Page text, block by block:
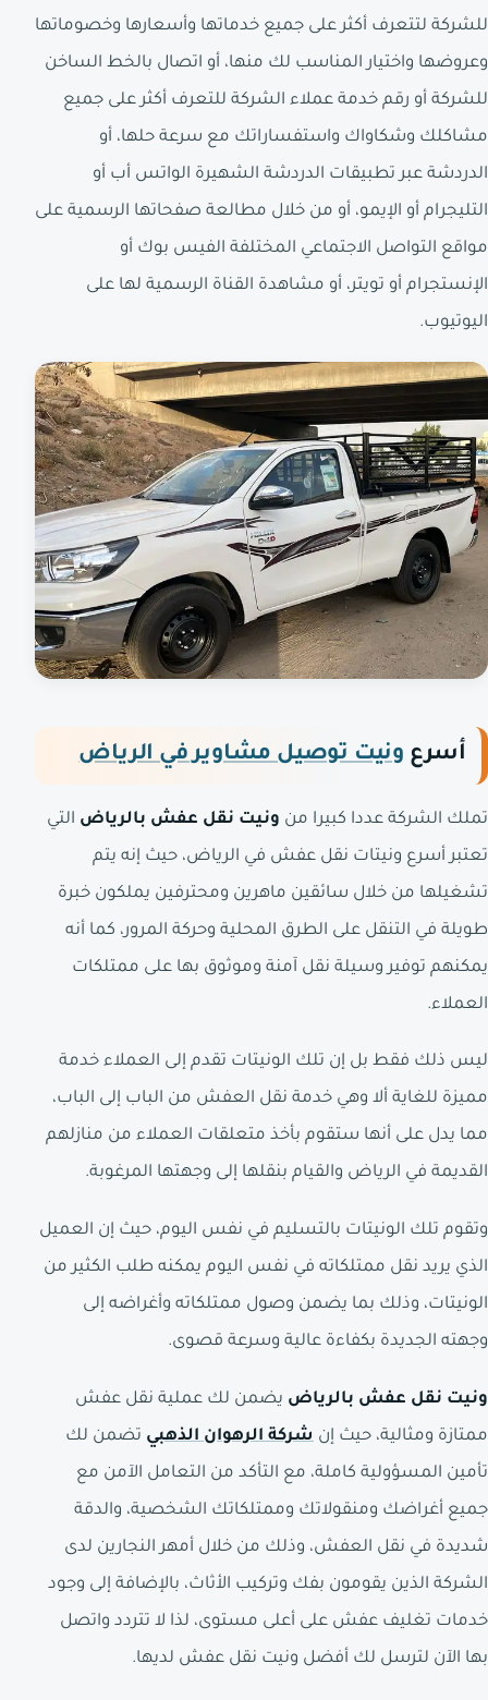
للشركة لتتعرف أكثر على جميع خدماتها وأسعارها وخصوماتها
وعروضها واختيار المناسب لك منها، أو اتصال بالخط الساخن
للشركة أو رقم خدمة عملاء الشركة للتعرف أكثر على جميع
مشاكلك وشكاواك واستفساراتك مع سرعة حلها، أو
الدردشة عبر تطبيقات الدردشة الشهيرة الواتس أب أو
التليجرام أو الإيمو، أو من خلال مطالعة صفحاتها الرسمية على
مواقع التواصل الاجتماعي المختلفة الفيس بوك أو
الإنستجرام أو تويتر، أو مشاهدة القناة الرسمية لها على
اليوتيوب.
أسرع ونيت توصيل مشاوير في الرياض
تملك الشركة عددا كبيرا من ونيت نقل عفش بالرياض التي
تعتبر أسرع ونيتات نقل عفش في الرياض، حيث إنه يتم
تشغيلها من خلال سائقين ماهرين ومحترفين يملكون خبرة
طويلة في التنقل على الطرق المحلية وحركة المرور، كما أنه
يمكنهم توفير وسيلة نقل آمنة وموثوق بها على ممتلكات
العملاء.
ليس ذلك فقط بل إن تلك الونيتات تقدم إلى العملاء خدمة
مميزة للغاية ألا وهي خدمة نقل العفش من الباب إلى الباب،
مما يدل على أنها ستقوم بأخذ متعلقات العملاء من منازلهم
القديمة في الرياض والقيام بنقلها إلى وجهتها المرغوبة.
وتقوم تلك الونيتات بالتسليم في نفس اليوم، حيث إن العميل
الذي يريد نقل ممتلكاته في نفس اليوم يمكنه طلب الكثير من
الونيتات، وذلك بما يضمن وصول ممتلكاته وأغراضه إلى
وجهته الجديدة بكفاءة عالية وسرعة قصوى.
ونيت نقل عفش بالرياض يضمن لك عملية نقل عفش
ممتازة ومثالية، حيث إن شركة الرهوان الذهبي تضمن لك
تأمين المسؤولية كاملة، مع التأكد من التعامل الآمن مع
جميع أغراضك ومنقولاتك وممتلكاتك الشخصية، والدقة
شديدة في نقل العفش، وذلك من خلال أمهر النجارين لدى
الشركة الذين يقومون بفك وتركيب الأثاث، بالإضافة إلى وجود
خدمات تغليف عفش على أعلى مستوى، لذا لا تتردد واتصل
بها الآن لترسل لك أفضل ونيت نقل عفش لديها.